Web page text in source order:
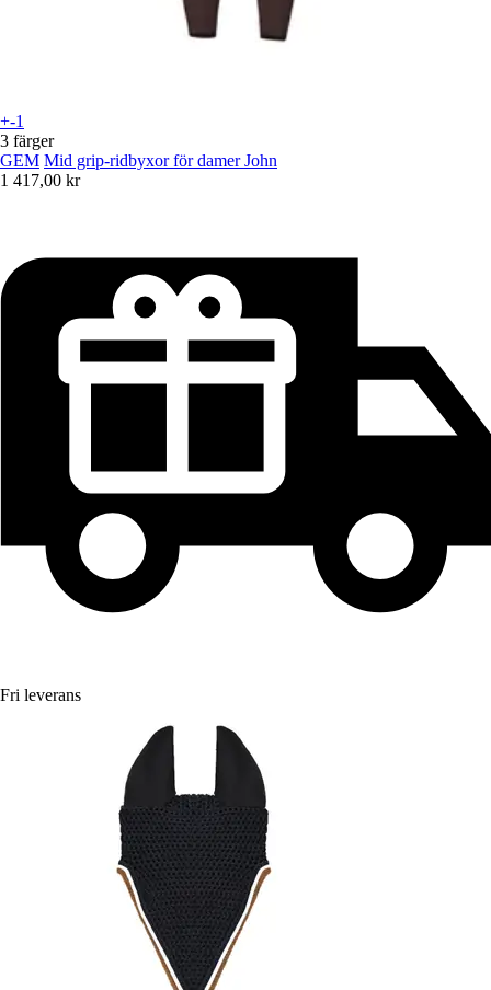
+-1
3 färger
GEM Mid grip-ridbyxor för damer John
1 417,00 kr
Fri leverans